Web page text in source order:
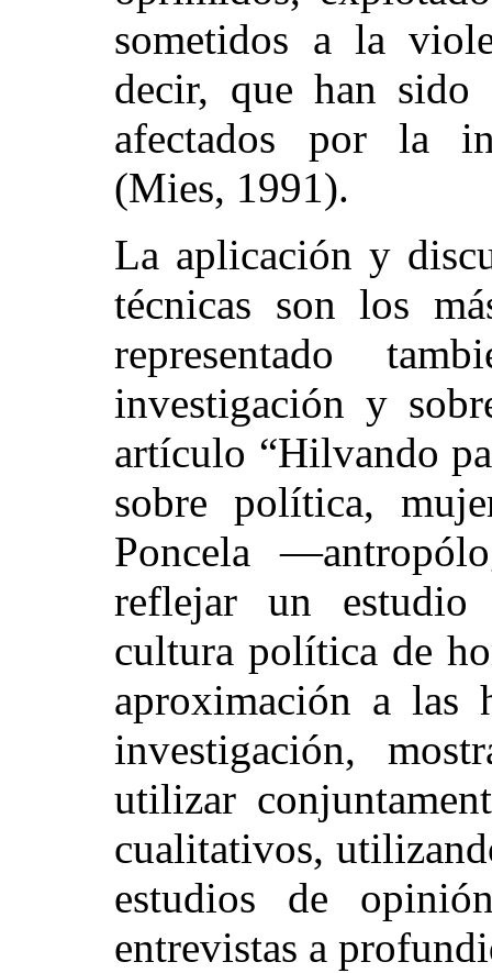
sometidos a la
decir, que han sido
afectados por la
(Mies, 1991).
La aplicación y
técnicas son los
representado
investigación y
artículo “Hilvando
sobre política,
Poncela
reflejar un
cultura política de
aproximación a las
investigación,
utilizar
cualitativos,
estudios de
entrevistas a